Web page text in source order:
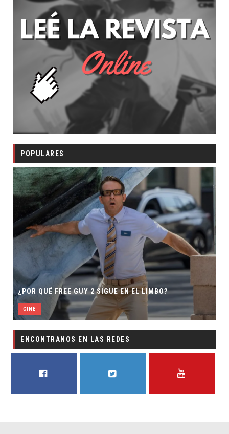
POPULARES
¿POR QUÉ FREE GUY 2 SIGUE EN EL LIMBO?
CINE
ENCONTRANOS EN LAS REDES